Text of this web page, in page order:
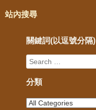
站內搜尋
關鍵詞(以逗號分隔)
分類